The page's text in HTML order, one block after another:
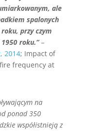
ale
spalonych
przy czym
roku.”–
2014; Impact of
frequency at
na
ponad 350
współistnieją z